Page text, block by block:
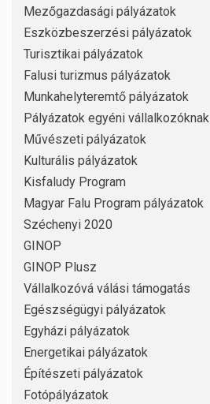
Mezőgazdasági pályázatok
Eszközbeszerzési pályázatok
Turisztikai pályázatok
Falusi turizmus pályázatok
Munkahelyteremtő pályázatok
Pályázatok egyéni vállalkozóknak
Művészeti pályázatok
Kulturális pályázatok
Kisfaludy Program
Magyar Falu Program pályázatok
Széchenyi 2020
GINOP
GINOP Plusz
Vállalkozóvá válási támogatás
Egészségügyi pályázatok
Egyházi pályázatok
Energetikai pályázatok
Építészeti pályázatok
Fotópályázatok